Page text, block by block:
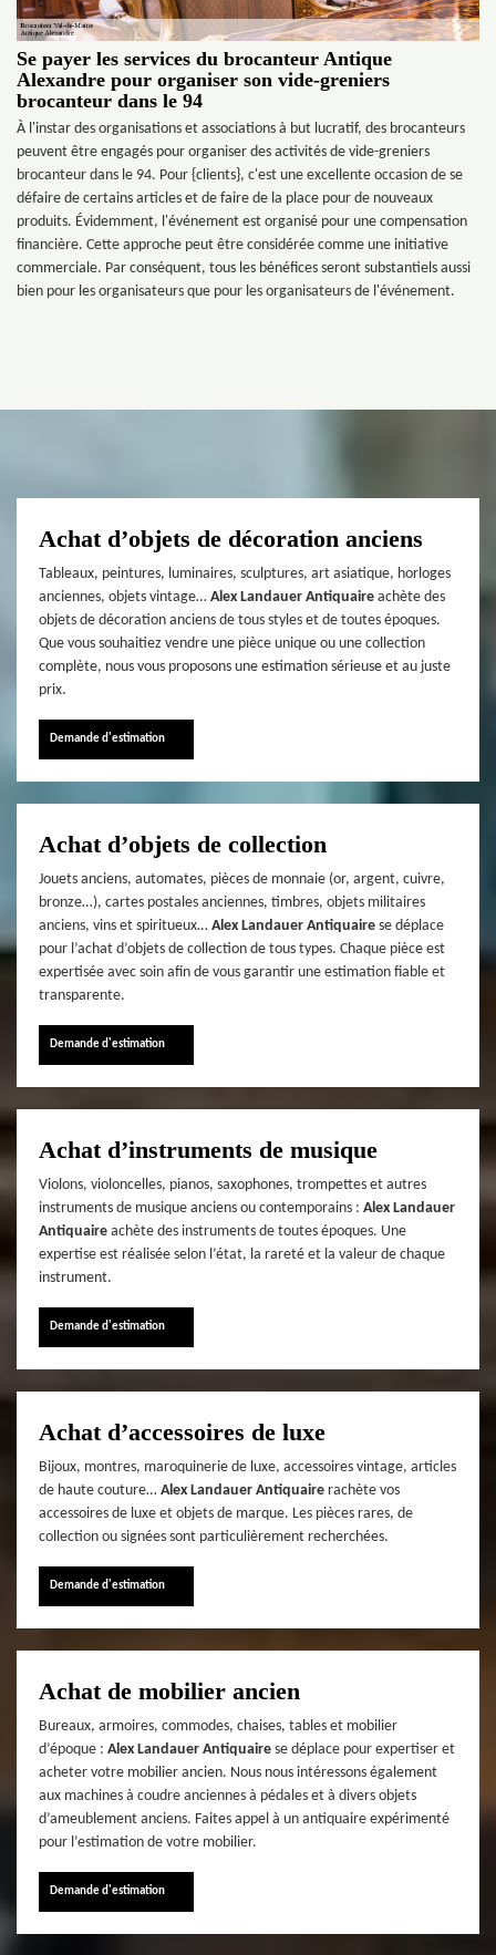
Se payer les services du brocanteur Antique
Alexandre pour organiser son vide-greniers
brocanteur dans le 94
À l'instar des organisations et associations à but lucratif, des brocanteurs
peuvent être engagés pour organiser des activités de vide-greniers
brocanteur dans le 94. Pour {clients}, c'est une excellente occasion de se
défaire de certains articles et de faire de la place pour de nouveaux
produits. Évidemment, l'événement est organisé pour une compensation
financière. Cette approche peut être considérée comme une initiative
commerciale. Par conséquent, tous les bénéfices seront substantiels aussi
bien pour les organisateurs que pour les organisateurs de l'événement.
Achat d’objets de décoration anciens
Tableaux, peintures, luminaires, sculptures, art asiatique, horloges
anciennes, objets vintage… Alex Landauer Antiquaire achète des
objets de décoration anciens de tous styles et de toutes époques.
Que vous souhaitiez vendre une pièce unique ou une collection
complète, nous vous proposons une estimation sérieuse et au juste
prix.
Demande d'estimation
Achat d’objets de collection
Jouets anciens, automates, pièces de monnaie (or, argent, cuivre,
bronze…), cartes postales anciennes, timbres, objets militaires
anciens, vins et spiritueux… Alex Landauer Antiquaire se déplace
pour l’achat d’objets de collection de tous types. Chaque pièce est
expertisée avec soin afin de vous garantir une estimation fiable et
transparente.
Demande d'estimation
Achat d’instruments de musique
Violons, violoncelles, pianos, saxophones, trompettes et autres
instruments de musique anciens ou contemporains : Alex Landauer
Antiquaire achète des instruments de toutes époques. Une
expertise est réalisée selon l’état, la rareté et la valeur de chaque
instrument.
Demande d'estimation
Achat d’accessoires de luxe
Bijoux, montres, maroquinerie de luxe, accessoires vintage, articles
de haute couture… Alex Landauer Antiquaire rachète vos
accessoires de luxe et objets de marque. Les pièces rares, de
collection ou signées sont particulièrement recherchées.
Demande d'estimation
Achat de mobilier ancien
Bureaux, armoires, commodes, chaises, tables et mobilier
d’époque : Alex Landauer Antiquaire se déplace pour expertiser et
acheter votre mobilier ancien. Nous nous intéressons également
aux machines à coudre anciennes à pédales et à divers objets
d’ameublement anciens. Faites appel à un antiquaire expérimenté
pour l’estimation de votre mobilier.
Demande d'estimation